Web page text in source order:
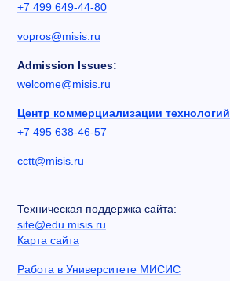
+7 499 649-44-80
vopros@misis.ru
Admission Issues:
welcome@misis.ru
Центр коммерциализации технологий
+7 495 638-46-57
cctt@misis.ru
Техническая поддержка сайта:
site@edu.misis.ru
Карта сайта
Работа в Университете МИСИС